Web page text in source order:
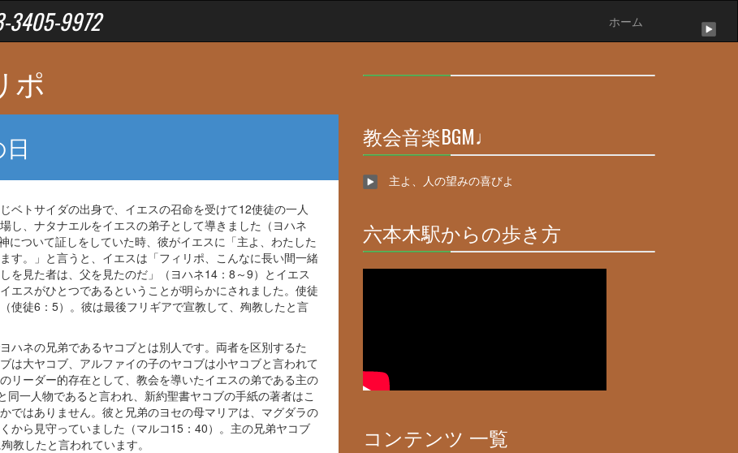
9972 ホーム
ポ
ベトサイダの出身で、イエスの召命を受けて12使徒の一人
し、ナタナエルをイエスの弟子として導きました（ヨハネ
について証しをしていた時、彼がイエスに「主よ、わたした
す。」と言うと、イエスは「フィリポ、こんなに長い間一緒
を見た者は、父を見たのだ」（ヨハネ14：8～9）とイエス
エスがひとつであるということが明らかにされました。使徒
使徒6：5）。彼は最後フリギアで宣教して、殉教したと言
ハネの兄弟であるヤコブとは別人です。両者を区別するた
は大ヤコブ、アルファイの子のヤコブは小ヤコブと言われて
リーダー的存在として、教会を導いたイエスの弟である主の
一人物であると言われ、新約聖書ヤコブの手紙の著者はこ
ではありません。彼と兄弟のヨセの母マリアは、マグダラの
から見守っていました（マルコ15：40）。主の兄弟ヤコブ
教したと言われています。
教会音楽BGM♩
Complete
主よ、人の望みの喜びよ
六本木駅からの歩き方
コンテンツ 一覧